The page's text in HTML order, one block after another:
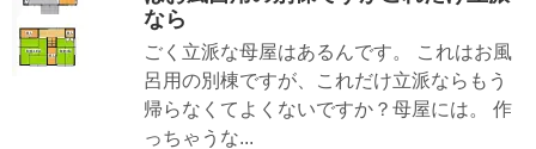
なら
ごく立派な母屋はあるんです。 これはお風
呂用の別棟ですが、これだけ立派ならもう
帰らなくてよくないですか？母屋には。 作
っちゃうな...